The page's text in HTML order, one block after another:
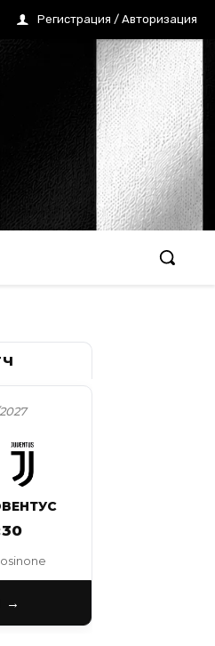
Регистрация / Авторизация